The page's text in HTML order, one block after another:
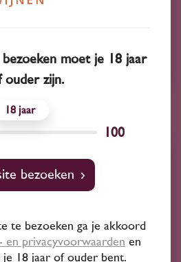
du Narbonnais
moet je 18 jaar
ouder zijn.
18
100
bezoeken
te bezoeken ga je akkoord
en privacyvoorwaarden en
18 jaar of ouder bent.